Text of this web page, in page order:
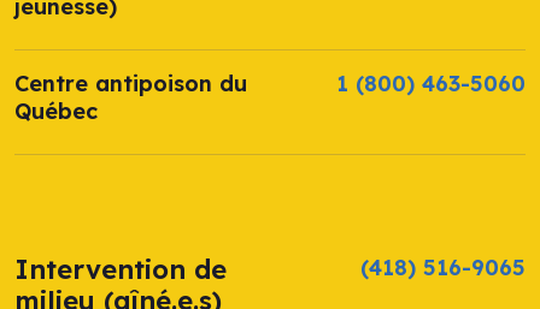
jeunesse)
Centre antipoison du
Québec
1 (800) 463-5060
Intervention de
milieu (aîné.e.s)
(418) 516-9065